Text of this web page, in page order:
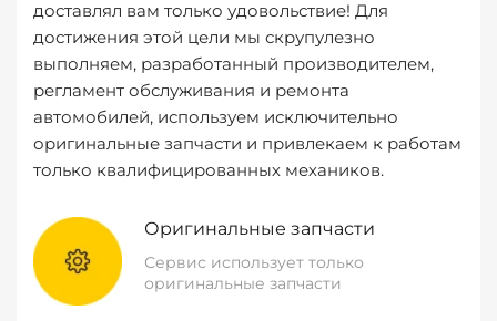
доставлял вам только удовольствие! Для
достижения этой цели мы скрупулезно
выполняем, разработанный производителем,
регламент обслуживания и ремонта
автомобилей, используем исключительно
оригинальные запчасти и привлекаем к работам
только квалифицированных механиков.
Оригинальные запчасти
Сервис использует только
оригинальные запчасти